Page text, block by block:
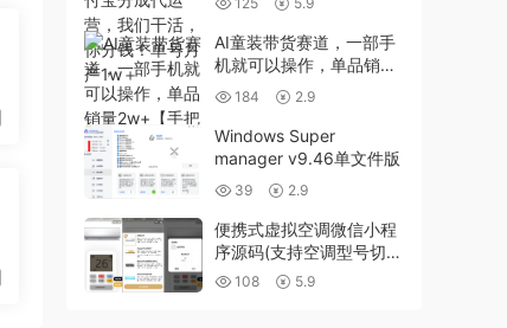
月产1w＋
AI童装带货赛道，一部手
机就可以操作，单品销量
2w+【手把手教程】
184 2.9
Windows Super
manager v9.46单文件版
39 2.9
便携式虚拟空调微信小程
序源码(支持空调型号切
换)108 5.9